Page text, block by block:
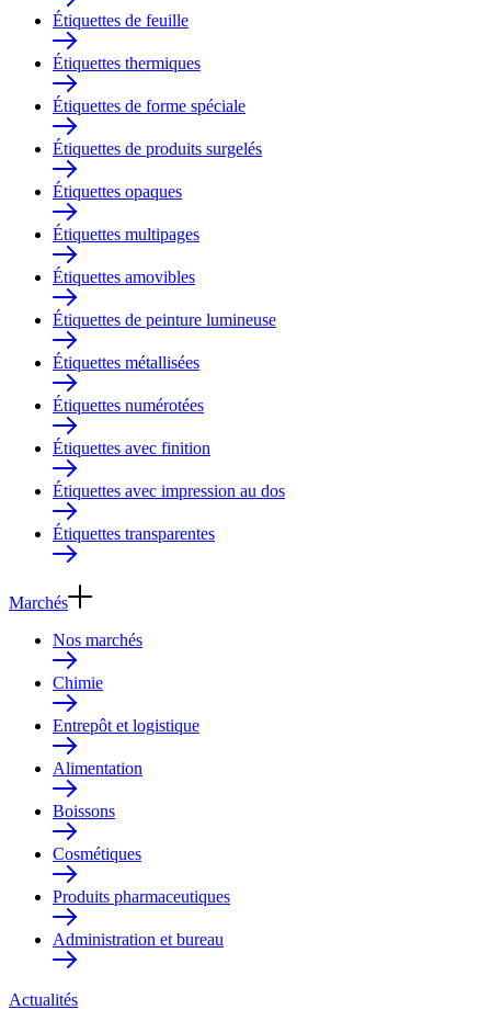
Étiquettes de feuille
Étiquettes thermiques
Étiquettes de forme spéciale
Étiquettes de produits surgelés
Étiquettes opaques
Étiquettes multipages
Étiquettes amovibles
Étiquettes de peinture lumineuse
Étiquettes métallisées
Étiquettes numérotées
Étiquettes avec finition
Étiquettes avec impression au dos
Étiquettes transparentes
Marchés
Nos marchés
Chimie
Entrepôt et logistique
Alimentation
Boissons
Cosmétiques
Produits pharmaceutiques
Administration et bureau
Actualités